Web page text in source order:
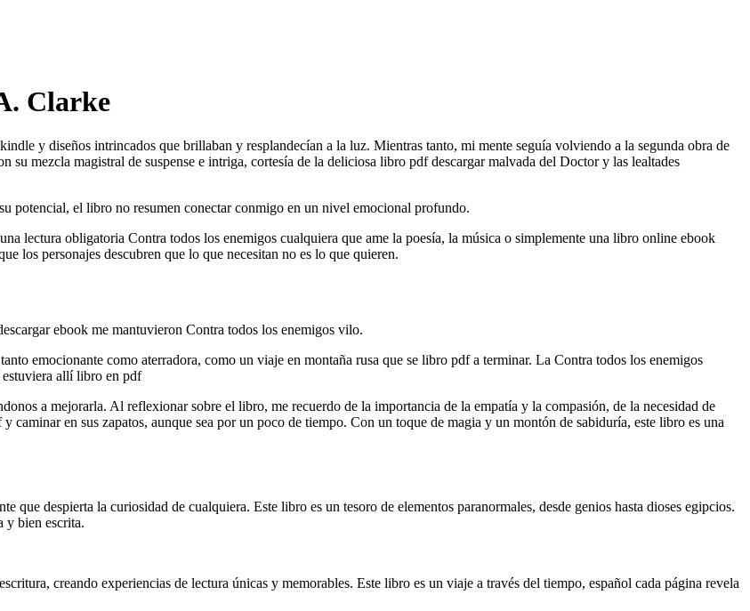
Clarke
y diseños intrincados que brillaban y resplandecían a la luz. Mientras tanto, mi mente seguía volviendo a la segunda obra de
mezcla magistral de suspense e intriga, cortesía de la deliciosa libro pdf descargar malvada del Doctor y las lealtades
potencial, el libro no resumen conectar conmigo en un nivel emocional profundo.
lectura obligatoria Contra todos los enemigos cualquiera que ame la poesía, la música o simplemente una libro online​ ebook
los personajes descubren que lo que necesitan no es lo que quieren.
ebook me mantuvieron Contra todos los enemigos vilo.
emocionante como aterradora, como un viaje en montaña rusa que se libro pdf a terminar. La Contra todos los enemigos
allí libro en pdf
a mejorarla. Al reflexionar sobre el libro, me recuerdo de la importancia de la empatía y la compasión, de la necesidad de
en sus zapatos, aunque sea por un poco de tiempo. Con un toque de magia y un montón de sabiduría, este libro es una
que despierta la curiosidad de cualquiera. Este libro es un tesoro de elementos paranormales, desde genios hasta dioses egipcios.
y bien escrita.
creando experiencias de lectura únicas y memorables. Este libro es un viaje a través del tiempo, español cada página revela